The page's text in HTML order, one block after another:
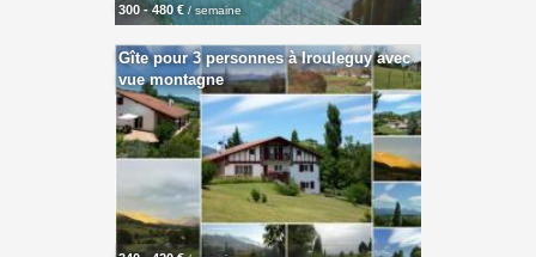
300 - 480 € / semaine
Gîte pour 3 personnes à Irouleguy avec
vue montagne